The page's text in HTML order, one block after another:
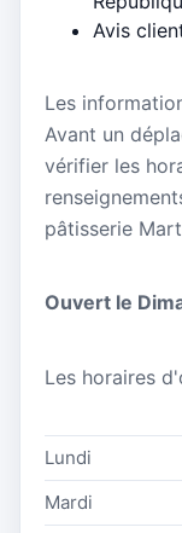
Avis
Les
Avant un
vérifier les
pâtisserie
Ouvert le
Les horaires
Lundi
Mardi